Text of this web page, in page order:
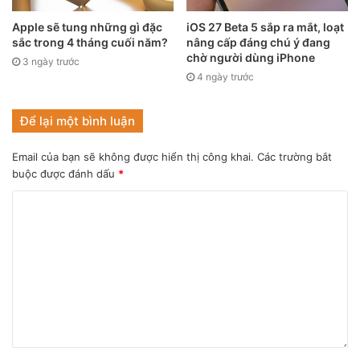
lỗ đục camera vô hồn như nhiều đối thủ Android trên thị
Apple sẽ tung những gì đặc
sắc trong 4 tháng cuối năm?
3 ngày trước
iOS 27 Beta 5 sắp ra mắt, loạt
nâng cấp đáng chú ý đang
chờ người dùng iPhone
4 ngày trước
Để lại một bình luận
Email của bạn sẽ không được hiển thị công khai. Các trường bắt
buộc được đánh dấu *